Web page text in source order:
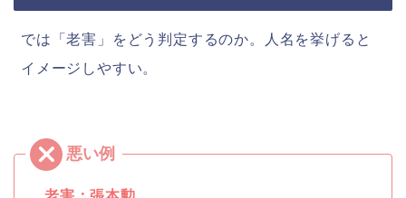
では「老害」をどう判定するのか。人名を挙げると
イメージしやすい。